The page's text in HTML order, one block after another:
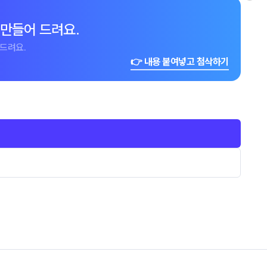
들어 드려요.
려요.
👉 내용 붙여넣고 첨삭하기